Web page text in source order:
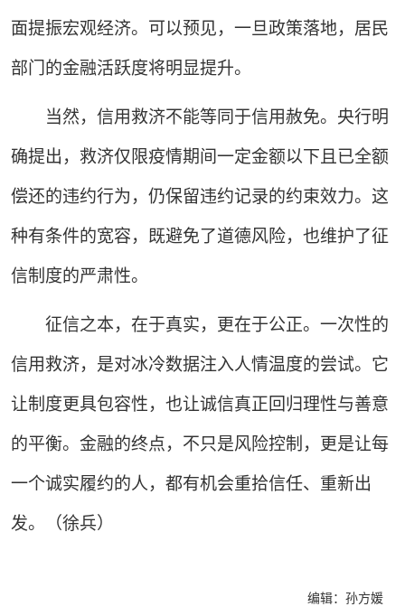
面提振宏观经济。可以预见，一旦政策落地，居民
部门的金融活跃度将明显提升。
当然，信用救济不能等同于信用赦免。央行明
确提出，救济仅限疫情期间一定金额以下且已全额
偿还的违约行为，仍保留违约记录的约束效力。这
种有条件的宽容，既避免了道德风险，也维护了征
信制度的严肃性。
征信之本，在于真实，更在于公正。一次性的
信用救济，是对冰冷数据注入人情温度的尝试。它
让制度更具包容性，也让诚信真正回归理性与善意
的平衡。金融的终点，不只是风险控制，更是让每
一个诚实履约的人，都有机会重拾信任、重新出
发。（徐兵）
编辑：孙方媛